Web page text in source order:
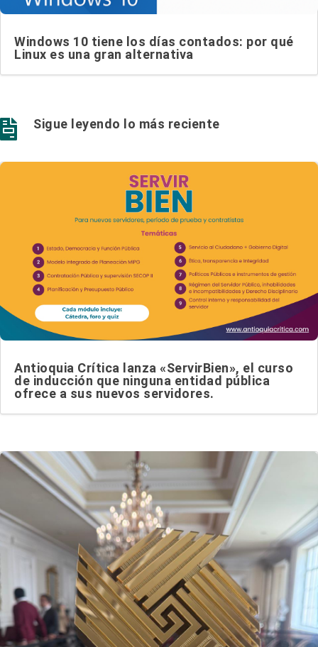
Windows 10 tiene los días contados: por qué
Linux es una gran alternativa
 Sigue leyendo lo más reciente
Antioquia Crítica lanza «ServirBien», el curso
de inducción que ninguna entidad pública
ofrece a sus nuevos servidores.